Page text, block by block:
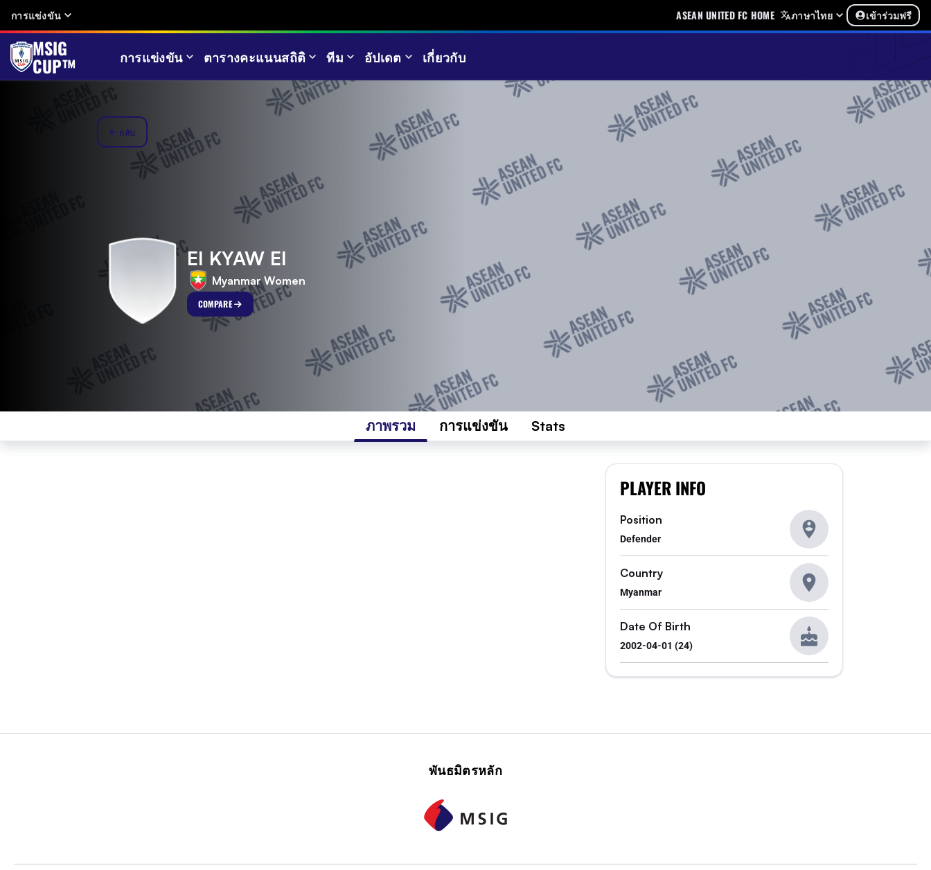
การแข่งขัน ASEAN UNITED FC HOME ภาษาไทย เข้าร่วมฟรี
MSIG
CUP™ การแข่งขัน ตารางคะแนนสถิติ ทีม อัปเดต เกี่ยวกับ
กลับ
EI KYAW EI
Myanmar Women
COMPARE
ภาพรวม การแข่งขัน Stats
PLAYER INFO
Position
Defender
Country
Myanmar
Date Of Birth
2002-04-01 (24)
พันธมิตรหลัก